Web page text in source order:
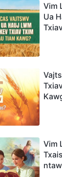
Vim
Ua
Vim